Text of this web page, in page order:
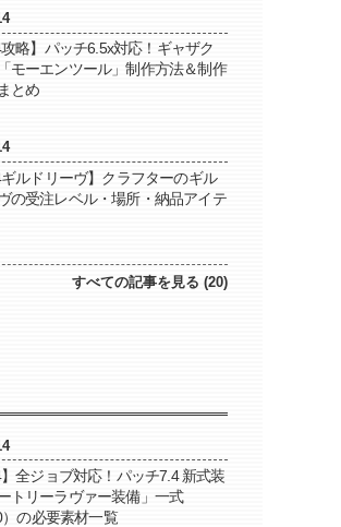
攻略】パッチ6.5x対応！ギャザク
モーエンツール」制作方法＆制作
とめ
ギルドリーヴ】クラフターのギル
の受注レベル・場所・納品アイテ
すべての記事を見る (20)
】全ジョブ対応！パッチ7.4 新式装
トリーラヴァー装備」一式
）の必要素材一覧